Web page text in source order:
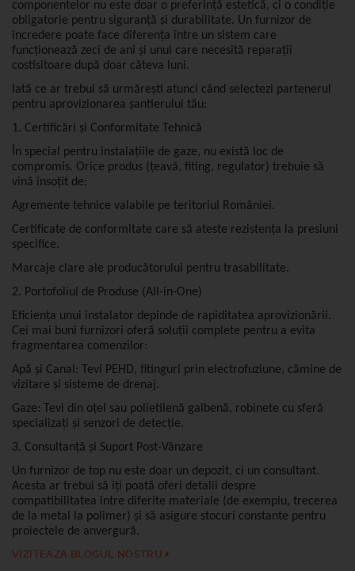
componentelor nu este doar o preferință estetică, ci o condiție
obligatorie pentru siguranță și durabilitate. Un furnizor de
încredere poate face diferența între un sistem care
funcționează zeci de ani și unul care necesită reparații
costisitoare după doar câteva luni.
Iată ce ar trebui să urmărești atunci când selectezi partenerul
pentru aprovizionarea șantierului tău:
1. Certificări și Conformitate Tehnică
În special pentru instalațiile de gaze, nu există loc de
compromis. Orice produs (țeavă, fiting, regulator) trebuie să
vină însoțit de:
Agremente tehnice valabile pe teritoriul României.
Certificate de conformitate care să ateste rezistența la presiuni
specifice.
Marcaje clare ale producătorului pentru trasabilitate.
2. Portofoliul de Produse (All-in-One)
Eficiența unui instalator depinde de rapiditatea aprovizionării.
Cei mai buni furnizori oferă soluții complete pentru a evita
fragmentarea comenzilor:
Apă și Canal: Tevi PEHD, fitinguri prin electrofuziune, cămine de
vizitare și sisteme de drenaj.
Gaze: Tevi din oțel sau polietilenă galbenă, robinete cu sferă
specializați și senzori de detecție.
3. Consultanță și Suport Post-Vânzare
Un furnizor de top nu este doar un depozit, ci un consultant.
Acesta ar trebui să îți poată oferi detalii despre
compatibilitatea între diferite materiale (de exemplu, trecerea
de la metal la polimer) și să asigure stocuri constante pentru
proiectele de anvergură.
VIZITEAZA BLOGUL NOSTRU